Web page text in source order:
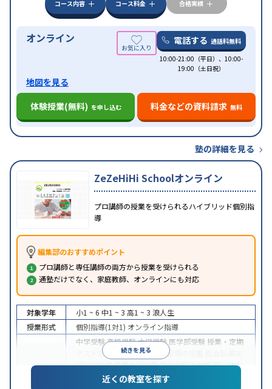
コース内容
コース料金 合格実績
オンライン 電話する 通話料無料
10:00-21:00（平日）、10:00-
19:00（土日祝）
地図を見る
体験授業(無料) を申し込む 料金などの資料請求 無料
塾の詳細を見る
ZeZeHiHi Schoolオンライン
プロ講師の授業を受けられるハイブリッド個別指
導
編集部のおすすめポイント
プロ講師と専任講師の両方から授業を受けられる
通塾だけでなく、家庭教師、オンラインにも対応
続きを見る
対象学年 小1 ~ 6 中1 ~ 3 高1 ~ 3 浪人生
授業形式
個別指導(1対1) オンライン指導
中学受験高校受験大学受験 医学部受験 授業・定期
テスト対策
内申点対策 学習習慣の定着
(旧AO)対策推薦入試対策学校別特化対策国公立大
私大対策共通テスト対策
近くの教室を探す